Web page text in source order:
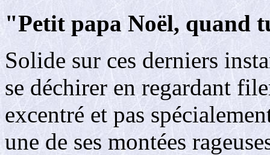
"Petit papa Noël, quand
Solide sur ces derniers
se déchirer en regardant
excentré et pas
une de ses montées